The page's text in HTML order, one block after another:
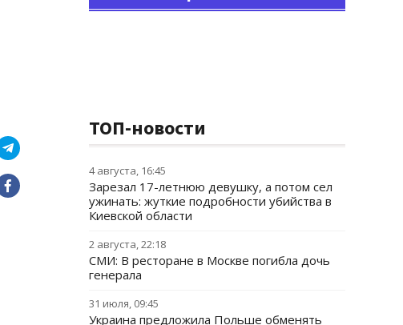
ТОП-новости
4 августа, 16:45
Зарезал 17-летнюю девушку, а потом сел
ужинать: жуткие подробности убийства в
Киевской области
2 августа, 22:18
СМИ: В ресторане в Москве погибла дочь
генерала
31 июля, 09:45
Украина предложила Польше обменять